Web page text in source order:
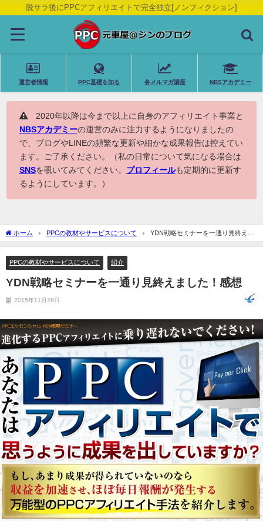
脱サラ後にPPCアフィリエイトで完全独立[ノンフィクション]
運営者情報 PPC基礎を知る 各メルマガ講座 NBSアカデミー
2020年以降は今まで以上に自身のアフィリエイト事業と
NBSアカデミーの運営のみに注力するようになりましたの
で、ブログやLINEの頻繁な更新や細かな成果報告は控えてい
ます。ご了承ください。（私の日常について気になる場合は
SNSを覗いてみてください。 プロフィールも定期的に更新す
るようにしています。）
ホーム PPCの教材やサービスについて
YDN戦略セミナーを一通り見終えま
した！感想
PPCの教材やサービスについて 紹介
YDN戦略セミナーを一通り見終えました！感想
2015年11月28日